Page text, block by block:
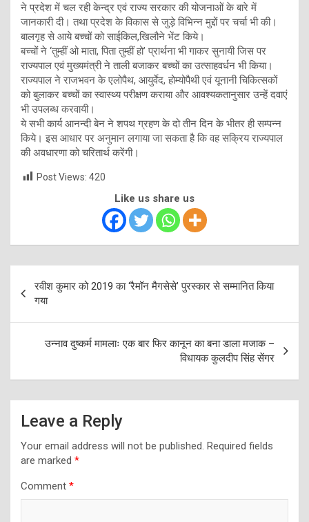
ने प्रदेश में चल रही केन्द्र एवं राज्य सरकार की योजनाओं के बारे में
जानकारी दी। तथा प्रदेश के विकास से जुड़े विभिन्न मुद्दों पर चर्चा भी की।
बालगृह से आये बच्चों को साईकिल,खिलौने भेंट किये।
बच्चों ने ‘तुम्हीं ओ माता, पिता तुम्हीं हो’ प्रार्थना भी गाकर सुनायी जिस पर
राज्यपाल एवं मुख्यमंत्री ने ताली बजाकर बच्चों का उत्साहवर्धन भी किया।
राज्यपाल ने राजभवन के एलोपैथ, आयुर्वेद, होम्योपैथी एवं यूनानी चिकित्सकों
को बुलाकर बच्चों का स्वास्थ्य परीक्षण कराया और आवश्यकतानुसार उन्हें दवाएं
भी उपलब्ध करवायी।
ये सभी कार्य आनन्दी बेन ने शपथ ग्रहण के दो तीन दिन के भीतर ही सम्पन्न
किये। इस आधार पर अनुमान लगाया जा सकता है कि वह सक्रिय राज्यपाल
की अवधारणा को चरितार्थ करेंगी।
Post Views: 420
Like us share us
Post
navigation
रवीश कुमार को 2019 का ‘रैमॉन मैगसेसे’ पुरस्कार से सम्मानित किया
गया
उन्नाव दुष्कर्म मामलाः एक बार फिर कानून का बना डाला मजाक –
विधायक कुलदीप सिंह सेंगर
Leave a Reply
Your email address will not be published. Required fields
are marked *
Comment *